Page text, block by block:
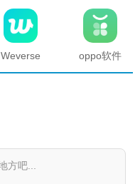
官方正版
载安装
2025最新
版本
Weverse
oppo软件